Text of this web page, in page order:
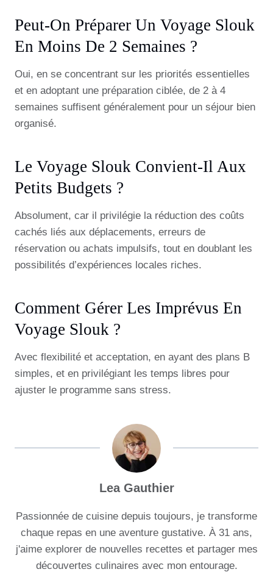
Peut-On Préparer Un Voyage Slouk
En Moins De 2 Semaines ?
Oui, en se concentrant sur les priorités essentielles
et en adoptant une préparation ciblée, de 2 à 4
semaines suffisent généralement pour un séjour bien
organisé.
Le Voyage Slouk Convient-Il Aux
Petits Budgets ?
Absolument, car il privilégie la réduction des coûts
cachés liés aux déplacements, erreurs de
réservation ou achats impulsifs, tout en doublant les
possibilités d’expériences locales riches.
Comment Gérer Les Imprévus En
Voyage Slouk ?
Avec flexibilité et acceptation, en ayant des plans B
simples, et en privilégiant les temps libres pour
ajuster le programme sans stress.
Lea Gauthier
Passionnée de cuisine depuis toujours, je transforme
chaque repas en une aventure gustative. À 31 ans,
j'aime explorer de nouvelles recettes et partager mes
découvertes culinaires avec mon entourage.